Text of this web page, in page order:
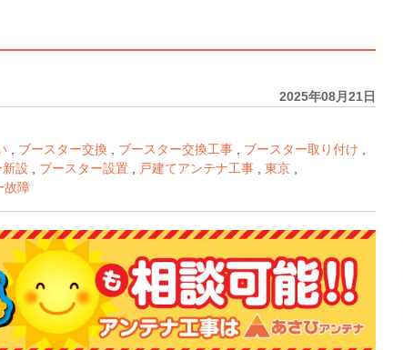
2025年08月21日
ブースター交換 ブースター交換工事 ブースター取り付け
設 ブースター設置 戸建てアンテナ工事 東京
故障